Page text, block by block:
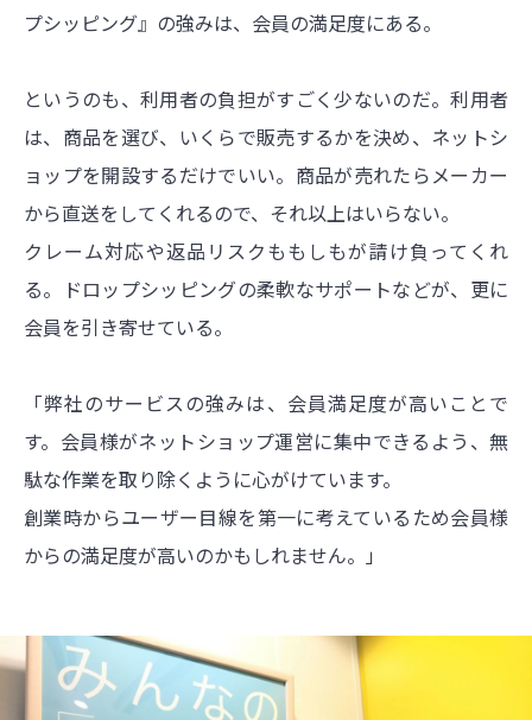
プシッピング』の強みは、会員の満足度にある。
というのも、利用者の負担がすごく少ないのだ。利用者
は、商品を選び、いくらで販売するかを決め、ネットシ
ョップを開設するだけでいい。商品が売れたらメーカー
から直送をしてくれるので、それ以上はいらない。
クレーム対応や返品リスクももしもが請け負ってくれ
る。ドロップシッピングの柔軟なサポートなどが、更に
会員を引き寄せている。
「弊社のサービスの強みは、会員満足度が高いことで
す。会員様がネットショップ運営に集中できるよう、無
駄な作業を取り除くように心がけています。
創業時からユーザー目線を第一に考えているため会員様
からの満足度が高いのかもしれません。」